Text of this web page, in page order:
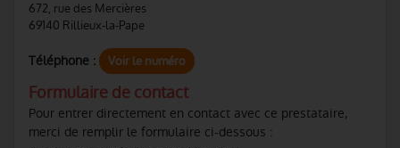
672, rue des Mercières
69140 Rillieux-la-Pape
Téléphone : Voir le numéro
Formulaire de contact
Pour entrer directement en contact avec ce prestataire,
merci de remplir le formulaire ci-dessous :